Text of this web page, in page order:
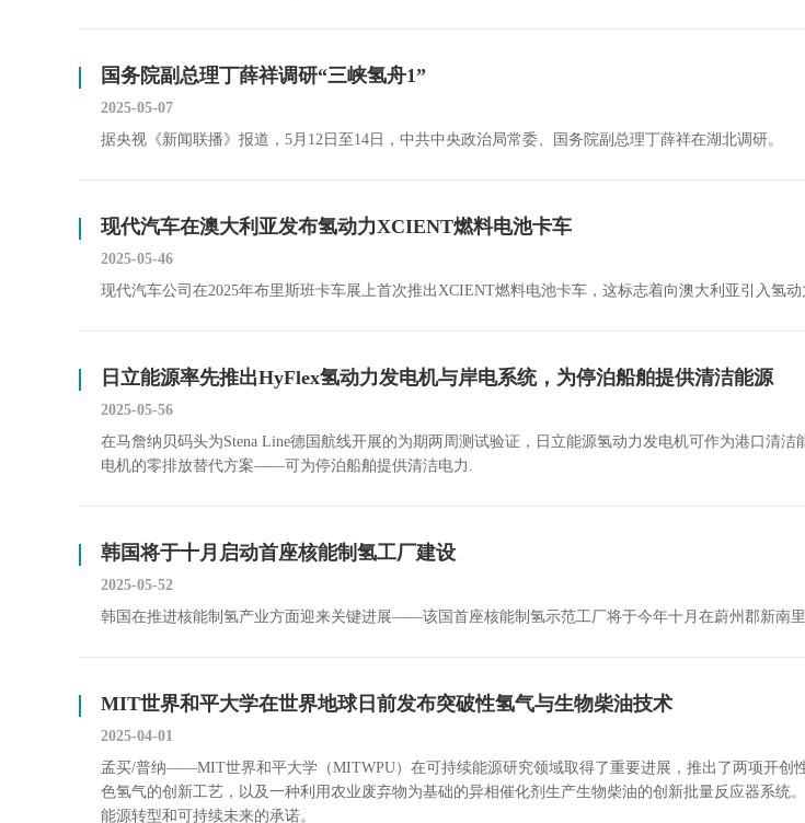
国务院副总理丁薛祥调研“三峡氢舟1”
2025-05-07
据央视《新闻联播》报道，5月12日至14日，中共中央政治局常委、国务院副总理丁薛祥在湖北调研。
现代汽车在澳大利亚发布氢动力XCIENT燃料电池卡车
2025-05-46
现代汽车公司在2025年布里斯班卡车展上首次推出XCIENT燃料电池卡车，这标志着向澳大利亚引入氢动
日立能源率先推出HyFlex氢动力发电机与岸电系统，为停泊船舶提供清洁能源
2025-05-56
在马詹纳贝码头为Stena Line德国航线开展的为期两周测试验证，日立能源氢动力发电机可作为港口清洁
电机的零排放替代方案——可为停泊船舶提供清洁电力.
韩国将于十月启动首座核能制氢工厂建设
2025-05-52
韩国在推进核能制氢产业方面迎来关键进展——该国首座核能制氢示范工厂将于今年十月在蔚州郡新南里
MIT世界和平大学在世界地球日前发布突破性氢气与生物柴油技术
2025-04-01
孟买/普纳——MIT世界和平大学（MITWPU）在可持续能源研究领域取得了重要进展，推出了两项开创
色氢气的创新工艺，以及一种利用农业废弃物为基础的异相催化剂生产生物柴油的创新批量反应器系统
能源转型和可持续未来的承诺。